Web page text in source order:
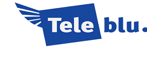
contenuto